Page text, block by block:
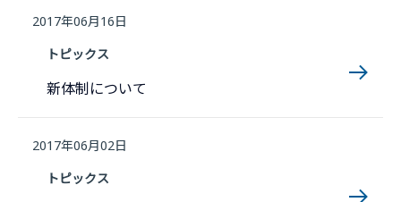
2017年06月16日
トピックス
新体制について
2017年06月02日
トピックス